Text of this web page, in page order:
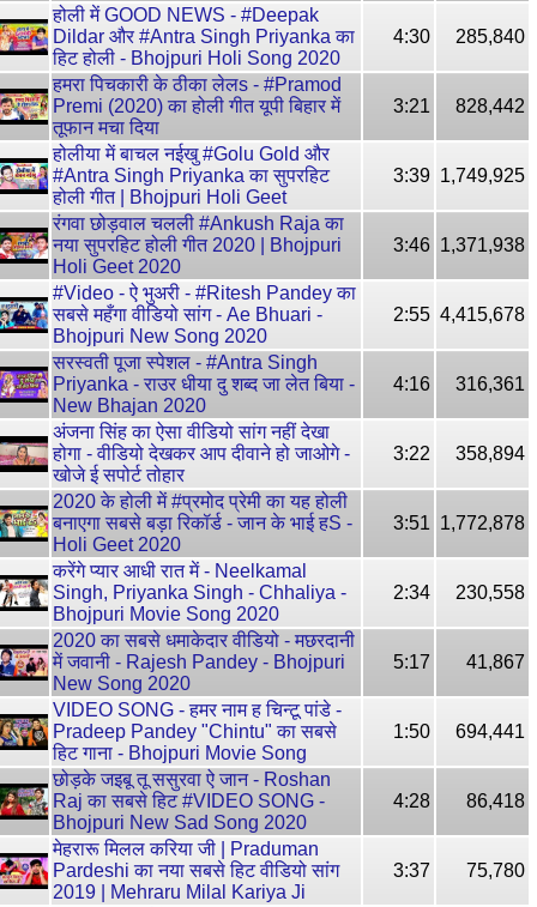
होली में GOOD NEWS - #Deepak
Dildar और #Antra Singh Priyanka का
हिट होली - Bhojpuri Holi Song 2020
4:30 285,840
हमरा पिचकारी के ठीका लेलs - #Pramod
Premi (2020) का होली गीत यूपी बिहार में
तूफान मचा दिया
3:21 828,442
होलीया में बाचल नईखु #Golu Gold और
#Antra Singh Priyanka का सुपरहिट
होली गीत | Bhojpuri Holi Geet
3:39 1,749,925
रंगवा छोड़वाल चलली #Ankush Raja का
नया सुपरहिट होली गीत 2020 | Bhojpuri
Holi Geet 2020
3:46 1,371,938
#Video - ऐ भुअरी - #Ritesh Pandey का
सबसे महँगा वीडियो सांग - Ae Bhuari -
Bhojpuri New Song 2020
2:55 4,415,678
सरस्वती पूजा स्पेशल - #Antra Singh
Priyanka - राउर धीया दु शब्द जा लेत बिया -
New Bhajan 2020
4:16 316,361
अंजना सिंह का ऐसा वीडियो सांग नहीं देखा
होगा - वीडियो देखकर आप दीवाने हो जाओगे -
खोजे ई सपोर्ट तोहार
3:22 358,894
2020 के होली में #प्रमोद प्रेमी का यह होली
बनाएगा सबसे बड़ा रिकॉर्ड - जान के भाई हS -
Holi Geet 2020
3:51 1,772,878
करेंगे प्यार आधी रात में - Neelkamal
Singh, Priyanka Singh - Chhaliya -
Bhojpuri Movie Song 2020
2:34 230,558
2020 का सबसे धमाकेदार वीडियो - मछरदानी
में जवानी - Rajesh Pandey - Bhojpuri
New Song 2020
5:17 41,867
VIDEO SONG - हमर नाम ह चिन्टू पांडे -
Pradeep Pandey "Chintu" का सबसे
हिट गाना - Bhojpuri Movie Song
1:50 694,441
छोड़के जइबू तू ससुरवा ऐ जान - Roshan
Raj का सबसे हिट #VIDEO SONG -
Bhojpuri New Sad Song 2020
4:28 86,418
मेहरारू मिलल करिया जी | Praduman
Pardeshi का नया सबसे हिट वीडियो सांग
2019 | Mehraru Milal Kariya Ji
3:37 75,780